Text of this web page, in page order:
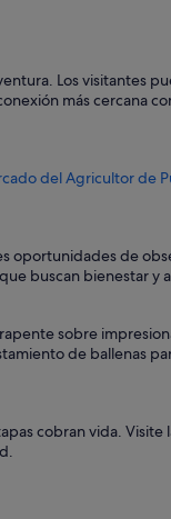
Los visitantes
más cercana
del Agricultor de
oportunidades de
buscan bienestar y
sobre
de ballenas
cobran vida. Visite